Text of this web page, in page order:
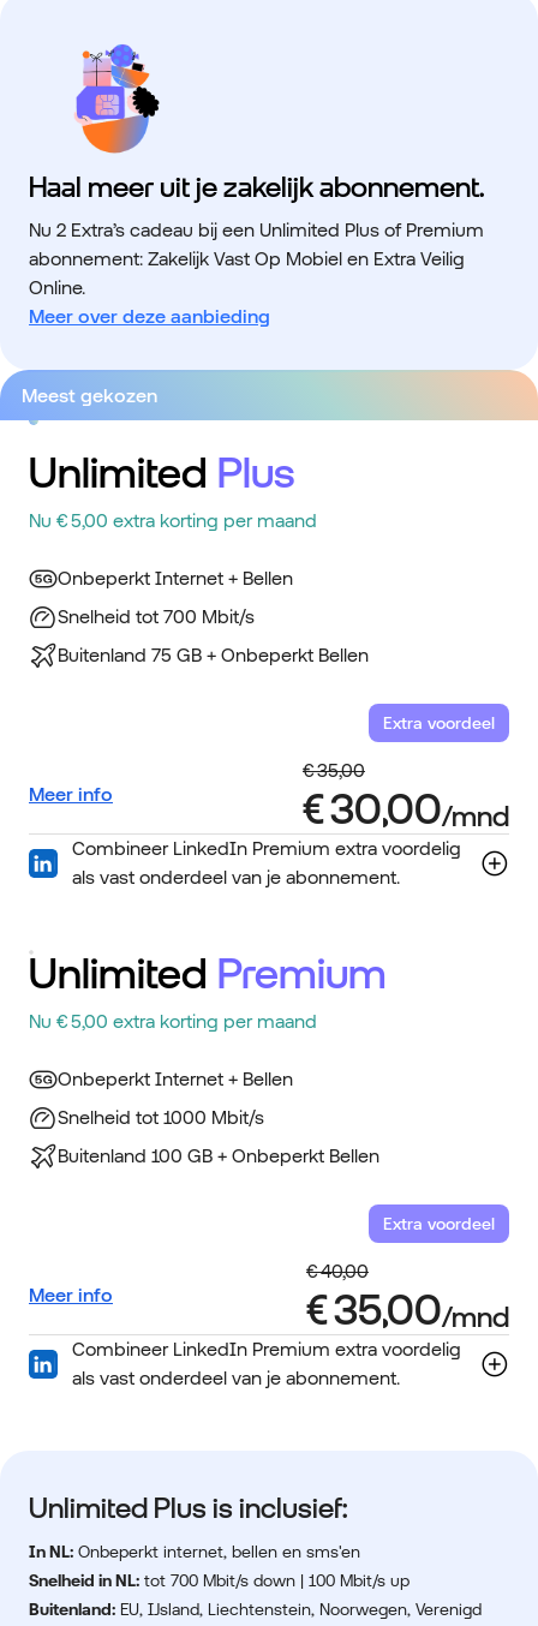
Haal meer uit je zakelijk abonnement.
Nu 2 Extra’s cadeau bij een Unlimited Plus of Premium
abonnement: Zakelijk Vast Op Mobiel en Extra Veilig
Online.
Meer over deze aanbieding
Meest gekozen
Unlimited Plus
Nu € 5,00 extra korting per maand
Onbeperkt Internet + Bellen
Snelheid tot 700 Mbit/s
Buitenland 75 GB + Onbeperkt Bellen
Extra voordeel
Meer info
Combineer LinkedIn Premium extra voordelig
als vast onderdeel van je abonnement.
Unlimited Premium
Nu € 5,00 extra korting per maand
Onbeperkt Internet + Bellen
Snelheid tot 1000 Mbit/s
Buitenland 100 GB + Onbeperkt Bellen
Extra voordeel
Meer info
Combineer LinkedIn Premium extra voordelig
als vast onderdeel van je abonnement.
Unlimited Plus is inclusief:
In NL: Onbeperkt internet, bellen en sms'en
Snelheid in NL: tot 700 Mbit/s down | 100 Mbit/s up
Buitenland: EU, IJsland, Liechtenstein, Noorwegen, Verenigd